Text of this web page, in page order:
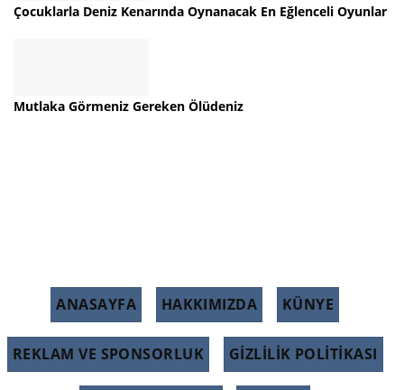
Çocuklarla Deniz Kenarında Oynanacak En Eğlenceli Oyunlar
Mutlaka Görmeniz Gereken Ölüdeniz
ANASAYFA HAKKIMIZDA KÜNYE
REKLAM VE SPONSORLUK GIZLILIK POLITIKASI